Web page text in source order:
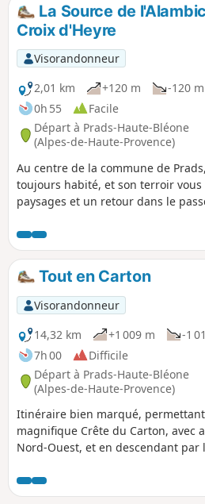
La Source de
Croix d'Heyre
Visorandonneur
2,01 km
+120 m
-120 m
0h 55
Facile
Départ à Prads-Haute-Bléone
(Alpes-de-Haute-Provence)
Au centre de la commune de
toujours habité, et son terroir
paysages et un retour dans le
cultivait le blé, on distillait la
prairies pâturées à l'automne et
ruches, un village aux tuiles
habitants actuels et une chapelle
Fondation du Patrimoine.
Tout en Carton
Visorandonneur
14,32 km
+1 009 m
-1
7h 00
Difficile
Départ à Prads-Haute-Bléone
(Alpes-de-Haute-Provence)
Itinéraire bien marqué,
magnifique Crête du Carton, avec
Nord-Ouest, et en descendant par